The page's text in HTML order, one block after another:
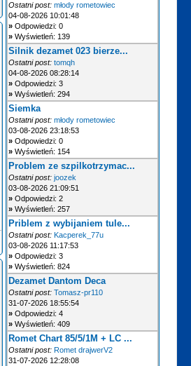
Ostatni post: młody rometowiec
04-08-2026 10:01:48
»Odpowiedzi: 0
»Wyświetleń: 139
Silnik dezamet 023 bierze...
Ostatni post: tomqh
04-08-2026 08:28:14
»Odpowiedzi: 3
»Wyświetleń: 294
Siemka
Ostatni post: młody rometowiec
03-08-2026 23:18:53
»Odpowiedzi: 0
»Wyświetleń: 154
Problem ze szpilkotrzymac...
Ostatni post: joozek
03-08-2026 21:09:51
»Odpowiedzi: 2
»Wyświetleń: 257
Priblem z wybijaniem tule...
Ostatni post: Kacperek_77u
03-08-2026 11:17:53
»Odpowiedzi: 3
»Wyświetleń: 824
Dezamet Dantom Deca
Ostatni post: Tomasz-pr110
31-07-2026 18:55:54
»Odpowiedzi: 4
»Wyświetleń: 409
Romet Chart 85/5/1M + LC ...
Ostatni post: Romet drajwerV2
31-07-2026 12:28:08